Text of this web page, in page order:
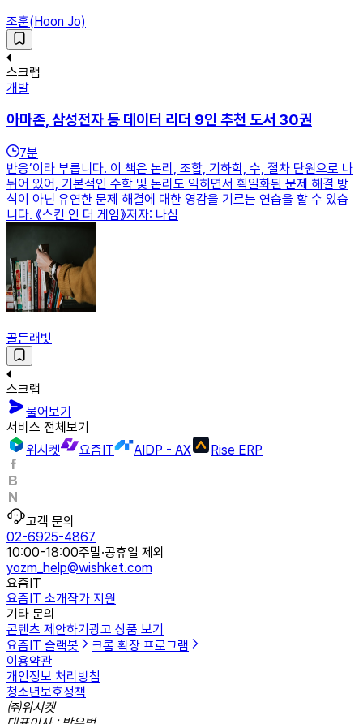
조훈(Hoon Jo)
스크랩
개발
아마존, 삼성전자 등 데이터 리더 9인 추천 도서 30권
7분
반응’이라 부릅니다. 이 책은 논리, 조합, 기하학, 수, 절차 단원으로 나
뉘어 있어, 기본적인 수학 및 논리도 익히면서 획일화된 문제 해결 방
식이 아닌 유연한 문제 해결에 대한 영감을 기르는 연습을 할 수 있습
니다. 《스킨 인 더 게임》저자: 나심
골든래빗
스크랩
물어보기
서비스 전체보기
위시켓
요즘IT AIDP - AX Rise ERP
고객 문의
02-6925-4867
10:00-18:00주말·공휴일 제외
yozm_help@wishket.com
요즘IT
요즘IT 소개작가 지원
기타 문의
콘텐츠 제안하기 광고 상품 보기
요즘IT 슬랙봇
크롬 확장 프로그램
이용약관
개인정보 처리방침
청소년보호정책
㈜위시켓